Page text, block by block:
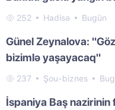
252 Hadisə Bugün
Günel Zeynalova:
bizimlə yaşayacaq"
237 Şou-biznes
İspaniya Baş